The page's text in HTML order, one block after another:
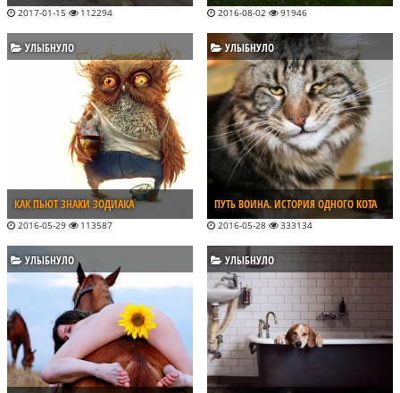
2017-01-15 112294 2016-08-02 91946
УЛЫБНУЛО
КАК ПЬЮТ ЗНАКИ ЗОДИАКА
2016-05-29 113587
УЛЫБНУЛО
ПУТЬ ВОИНА. ИСТОРИЯ ОДНОГО КОТА
2016-05-28 333134
УЛЫБНУЛО УЛЫБНУЛО